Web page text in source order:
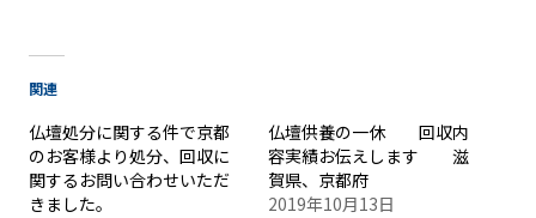
関連
仏壇処分に関する件で京都
のお客様より処分、回収に
関するお問い合わせいただ
きました。
仏壇供養の一休 回収内
容実績お伝えします 滋
賀県、京都府
2019年10月13日